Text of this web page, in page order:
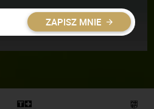
ZAPISZ MNIE